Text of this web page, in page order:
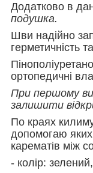
Додатково в
подушка.
Шви надійно
герметичність
ортопедичні
При першому
залишити
По краях
допомогаю яких
карематів між
- колір: